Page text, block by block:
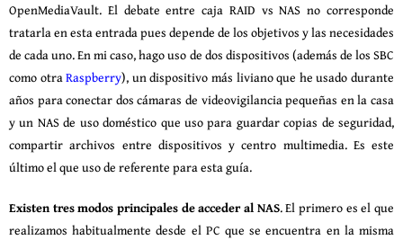
OpenMediaVault. El debate entre caja RAID vs NAS no corresponde
tratarla en esta entrada pues depende de los objetivos y las necesidades
de cada uno. En mi caso, hago uso de dos dispositivos (además de los SBC
como otraRaspberry), un dispositivo más liviano que he usado durante
años para conectar dos cámaras de videovigilancia pequeñas en la casa
y un NAS de uso doméstico que uso para guardar copias de seguridad,
compartir archivos entre dispositivos y centro multimedia. Es este
último el que uso de referente para esta guía.
Existen tres modos principales de acceder al NAS. El primero es el que
realizamos habitualmente desde el PC que se encuentra en la misma